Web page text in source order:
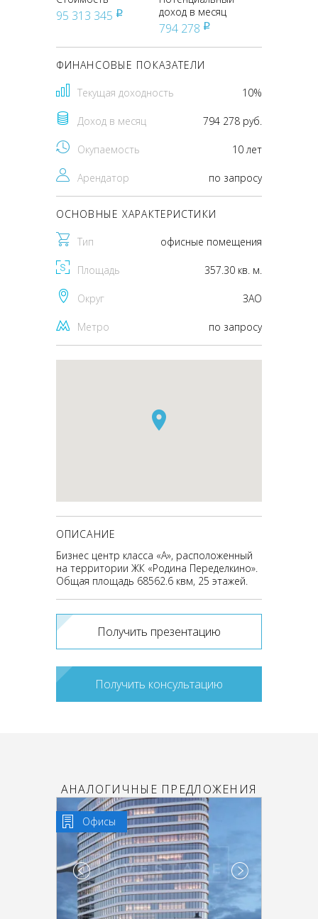
95 313 345 pуб
доход в месяц
794 278 pуб
ФИНАНСОВЫЕ ПОКАЗАТЕЛИ
Текущая доходность 10%
Доход в месяц 794 278 руб.
Окупаемость 10 лет
Арендатор по запросу
ОСНОВНЫЕ ХАРАКТЕРИСТИКИ
Тип офисные помещения
Площадь 357.30 кв. м.
Округ ЗАО
Метро по запросу
ОПИСАНИЕ
Бизнес центр класса «А», расположенный
на территории ЖК «Родина Переделкино».
Общая площадь 68562.6 квм, 25 этажей.
Получить презентацию
Получить консультацию
АНАЛОГИЧНЫЕ ПРЕДЛОЖЕНИЯ
Офисы